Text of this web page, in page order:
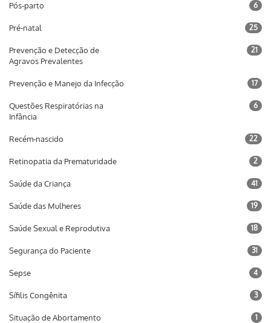
Pós-parto 6
Pré-natal 25
Prevenção e Detecção de
Agravos Prevalentes
21
Prevenção e Manejo da Infecção 17
Questões Respiratórias na
Infância
6
Recém-nascido 22
Retinopatia da Prematuridade 2
Saúde da Criança 41
Saúde das Mulheres 19
Saúde Sexual e Reprodutiva 18
Segurança do Paciente 31
Sepse 4
Sífilis Congênita 3
Situação de Abortamento 1